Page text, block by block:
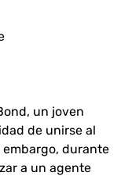
un joven
de unirse al
durante
a un agente